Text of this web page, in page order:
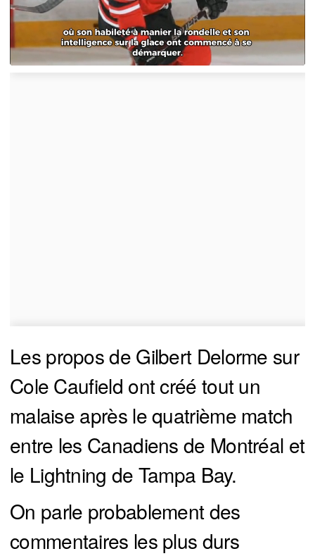
Les propos de Gilbert Delorme sur
Cole Caufield ont créé tout un
malaise après le quatrième match
entre les Canadiens de Montréal et
le Lightning de Tampa Bay.
On parle probablement des
commentaires les plus durs